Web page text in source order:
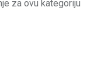
za ovu kategoriju